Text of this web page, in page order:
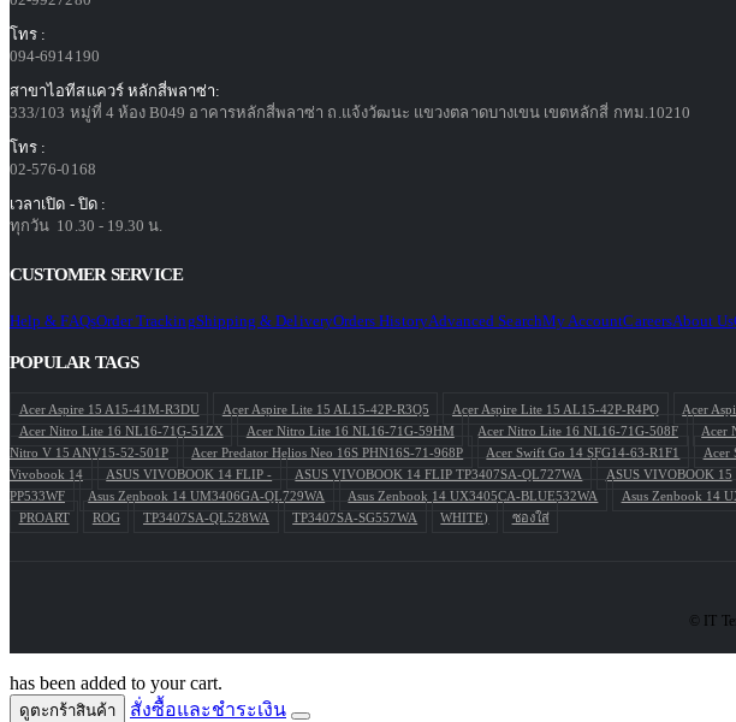
โทร :
094-6914190
สาขาไอทีสแควร์ หลักสี่พลาซ่า:
333/103 หมู่ที่ 4 ห้อง B049 อาคารหลักสี่พลาซ่า ถ.แจ้งวัฒนะ แขวงตลาดบางเขน เขตหลักสี่ กทม.10210
โทร :
02-576-0168
เวลาเปิด - ปิด :
ทุกวัน 10.30 - 19.30 น.
CUSTOMER SERVICE
Help & FAQsOrder TrackingShipping & DeliveryOrders HistoryAdvanced SearchMy AccountCareersAbout Us
POPULAR TAGS
Acer Aspire 15 A15-41M-R3DU Acer Aspire Lite 15 AL15-42P-R3Q5 Acer Aspire Lite 15 AL15-42P-R4PQ Acer
Acer Nitro Lite 16 NL16-71G-51ZX
Acer Nitro Lite 16 NL16-71G-59HM Acer Nitro Lite 16 NL16-71G-508F Acer
Nitro V 15 ANV15-52-501P
Acer Predator Helios Neo 16S PHN16S-71-968P Acer Swift Go 14 SFG14-63-R1F1 Acer
Vivobook 14
ASUS VIVOBOOK 14 FLIP - ASUS VIVOBOOK 14 FLIP TP3407SA-QL727WA ASUS VIVOBOOK 15
PP533WF
Asus Zenbook 14 UM3406GA-QL729WA Asus Zenbook 14 UX3405CA-BLUE532WA Asus Zenbook 14
PROART
ROG TP3407SA-QL528WA TP3407SA-SG557WA WHITE) ซองใส่
© IT
has been added to your cart.
ดูตะกร้าสินค้า สั่งซื้อและชำระเงิน